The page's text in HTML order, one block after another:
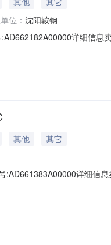
位： 沈阳鞍钢
详细信息
代码描述:上表面锌层重量
其他
其它
:AD661383A00000详细信
代码描述:上表面锌层重量